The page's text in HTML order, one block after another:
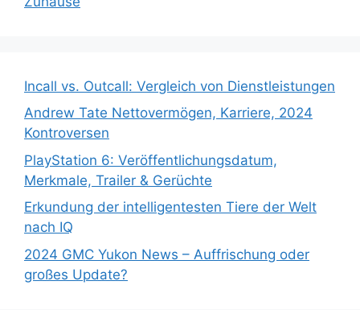
Incall vs. Outcall: Vergleich von Dienstleistungen
Andrew Tate Nettovermögen, Karriere, 2024
Kontroversen
PlayStation 6: Veröffentlichungsdatum,
Merkmale, Trailer & Gerüchte
Erkundung der intelligentesten Tiere der Welt
nach IQ
2024 GMC Yukon News – Auffrischung oder
großes Update?